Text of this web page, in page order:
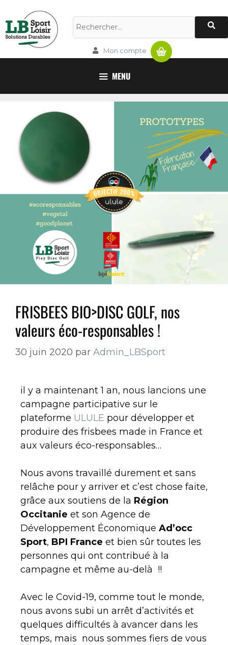
Mon compte Panier
MENU
FRISBEES BIO>DISC GOLF, nos
valeurs éco-responsables !
30 juin 2020 par Admin_LBSport
il y a maintenant 1 an, nous lancions une
campagne participative sur le
plateforme ULULE pour développer et
produire des frisbees made in France et
aux valeurs éco-responsables…
Nous avons travaillé durement et sans
relâche pour y arriver et c’est chose faite,
grâce aux soutiens de la Région
Occitanie et son Agence de
Développement Économique Ad’occ
Sport, BPI France et bien sûr toutes les
personnes qui ont contribué à la
campagne et même au-delà !!
Avec le Covid-19, comme tout le monde,
nous avons subi un arrêt d’activités et
quelques difficultés à avancer dans les
temps, mais nous sommes fiers de vous